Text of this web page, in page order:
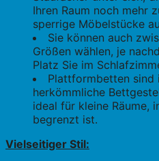
Ihren Raum noch mehr
sperrige Möbelstücke
Sie können auch
Größen wählen, je
Platz Sie im
Plattformbetten sind
herkömmliche
ideal für kleine Räume,
begrenzt ist.
Vielseitiger Stil: